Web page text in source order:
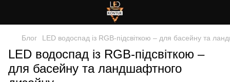
Блог LED водоспад із RGB-підсвіткою – для басейну та
LED водоспад із RGB-підсвіткою –
для басейну та ландшафтного